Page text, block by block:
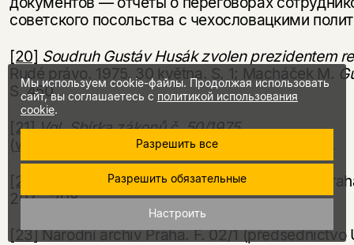
советского посольства с чехословацкими
[20] Soudruh Gustáv Husák zvolen prezidentem
Rudé právo. 1975. 30 května. S. 1; Macháček M.
S. 450.
[21]Vgl. Sbírka zákonů č. 50/1975
(www.psp.cz/sqw/sbirka.sqw?cz=50&r=1975
).
[22]
Klusáková-Svobodová Z.O tom co bylo.
207—208.
[23]Národní archiv Praha. F. 02/1 (předsednictvo
Мы используем cookie-файлы. Продолжая использовать
сайт, вы соглашаетесь с политикой использования
cookie.
Разрешить все
Разрешить обязательные
Настроить